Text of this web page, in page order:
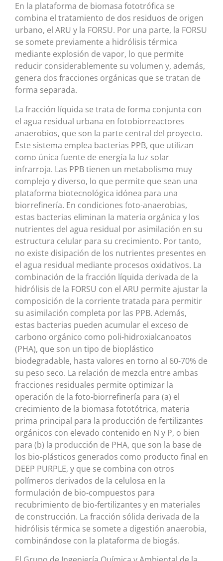
En la plataforma de biomasa fototrófica se
combina el tratamiento de dos residuos de origen
urbano, el ARU y la FORSU. Por una parte, la FORSU
se somete previamente a hidrólisis térmica
mediante explosión de vapor, lo que permite
reducir considerablemente su volumen y, además,
genera dos fracciones orgánicas que se tratan de
forma separada.
La fracción líquida se trata de forma conjunta con
el agua residual urbana en fotobiorreactores
anaerobios, que son la parte central del proyecto.
Este sistema emplea bacterias PPB, que utilizan
como única fuente de energía la luz solar
infrarroja. Las PPB tienen un metabolismo muy
complejo y diverso, lo que permite que sean una
plataforma biotecnológica idónea para una
biorrefinería. En condiciones foto-anaerobias,
estas bacterias eliminan la materia orgánica y los
nutrientes del agua residual por asimilación en su
estructura celular para su crecimiento. Por tanto,
no existe disipación de los nutrientes presentes en
el agua residual mediante procesos oxidativos. La
combinación de la fracción líquida derivada de la
hidrólisis de la FORSU con el ARU permite ajustar la
composición de la corriente tratada para permitir
su asimilación completa por las PPB. Además,
estas bacterias pueden acumular el exceso de
carbono orgánico como poli-hidroxialcanoatos
(PHA), que son un tipo de bioplástico
biodegradable, hasta valores en torno al 60-70% de
su peso seco. La relación de mezcla entre ambas
fracciones residuales permite optimizar la
operación de la foto-biorrefinería para (a) el
crecimiento de la biomasa fototótrica, materia
prima principal para la producción de fertilizantes
orgánicos con elevado contenido en N y P, o bien
para (b) la producción de PHA, que son la base de
los bio-plásticos generados como producto final en
DEEP PURPLE, y que se combina con otros
polímeros derivados de la celulosa en la
formulación de bio-compuestos para
recubrimiento de bio-fertilizantes y en materiales
de construcción. La fracción sólida derivada de la
hidrólisis térmica se somete a digestión anaerobia,
combinándose con la plataforma de biogás.